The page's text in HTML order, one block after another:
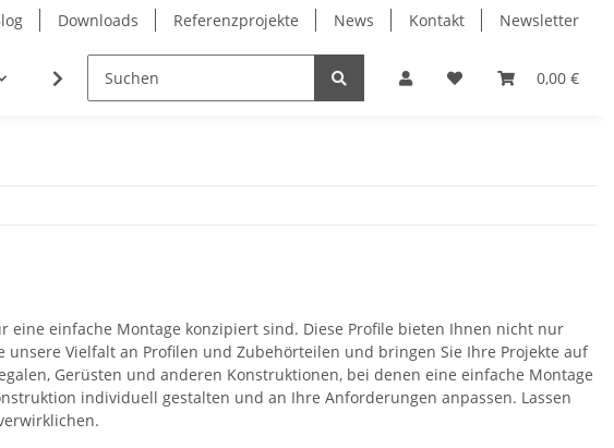
Downloads Referenzprojekte News Kontakt Newsletter
0,00 €
Elektro Lagertechnik Lineartechnik
einfache Montage konzipiert sind. Diese Profile bieten Ihnen nicht nur
Vielfalt an Profilen und Zubehörteilen und bringen Sie Ihre Projekte auf
Gerüsten und anderen Konstruktionen, bei denen eine einfache Montage
individuell gestalten und an Ihre Anforderungen anpassen. Lassen